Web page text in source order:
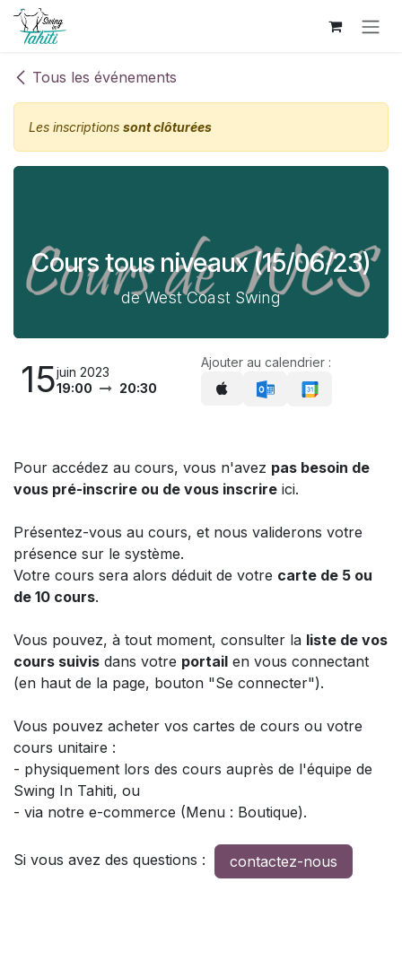
Se rendre au contenu
Tous les événements
Les inscriptions sont clôturées
Cours tous niveaux (15/06/23)
de West Coast Swing
15juin 2023
19:00
20:30
Ajouter au calendrier :
Pour accédez au cours, vous n'avez pas besoin de
vous pré-inscrire ou de vous inscrire ici.
Présentez-vous au cours, et nous validerons votre
présence sur le système.
Votre cours sera alors déduit de votre carte de 5 ou
de 10 cours.
Vous pouvez, à tout moment, consulter la liste de vos
cours suivis dans votre portail en vous connectant
(en haut de la page, bouton "Se connecter").
Vous pouvez acheter vos cartes de cours ou votre
cours unitaire :
- physiquement lors des cours auprès de l'équipe de
Swing In Tahiti, ou
- via notre e-commerce (Menu : Boutique).
Si vous avez des questions : contactez-nous